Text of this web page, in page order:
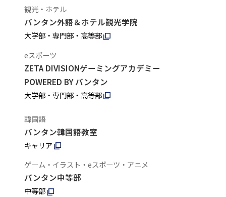
観光・ホテル
バンタン外語＆ホテル観光学院
大学部・専門部・高等部
eスポーツ
ZETA DIVISIONゲーミングアカデミー
POWERED BY バンタン
大学部・専門部・高等部
韓国語
バンタン韓国語教室
キャリア
ゲーム・イラスト・eスポーツ・アニメ
バンタン中等部
中等部